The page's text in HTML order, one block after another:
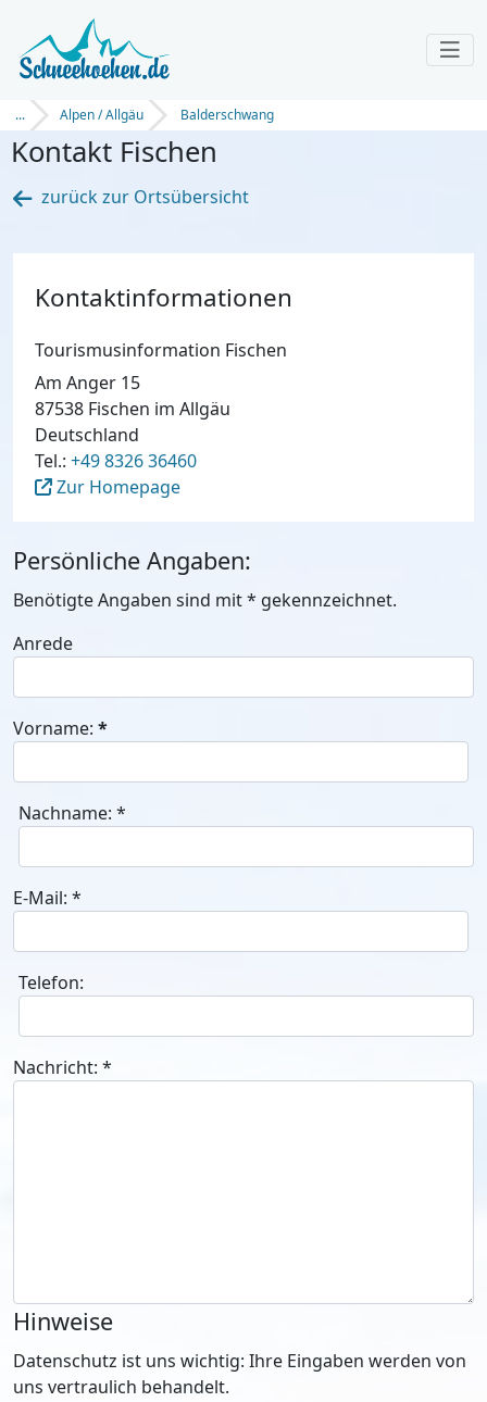
... Alpen / Allgäu Balderschwang
Kontakt Fischen
zurück zur Ortsübersicht
Persönliche Angaben:
Benötigte Angaben sind mit* gekennzeichnet.
Anrede
Vorname: *
Nachname: *
E-Mail: *
Telefon:
Nachricht: *
Hinweise
Datenschutz ist uns wichtig: Ihre Eingaben werden von
uns vertraulich behandelt.
Kontaktinformationen
Tourismusinformation Fischen
Am Anger 15
87538 Fischen im Allgäu
Deutschland
Tel.: +49 8326 36460
Zur Homepage